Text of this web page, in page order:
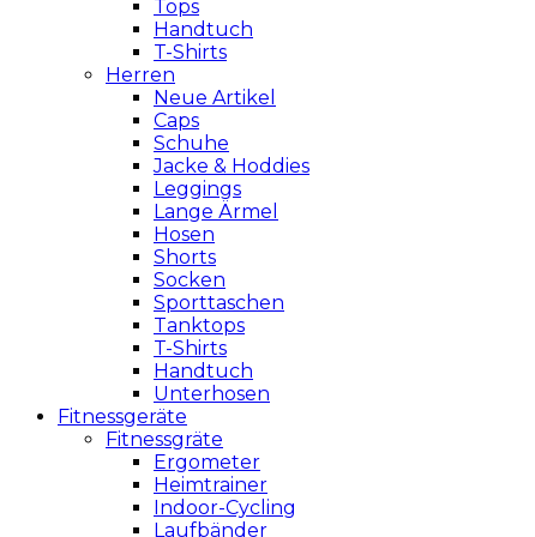
Tops
Handtuch
T-Shirts
Herren
Neue Artikel
Caps
Schuhe
Jacke & Hoddies
Leggings
Lange Ärmel
Hosen
Shorts
Socken
Sporttaschen
Tanktops
T-Shirts
Handtuch
Unterhosen
Fitnessgeräte
Fitnessgräte
Ergometer
Heimtrainer
Indoor-Cycling
Laufbänder